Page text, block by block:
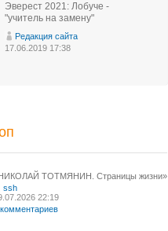
Эверест 2021: Лобуче -
"учитель на замену"
Редакция сайта
17.06.2019 17:38
ТОТМЯНИН. Страницы жизни»
ssh
22:19